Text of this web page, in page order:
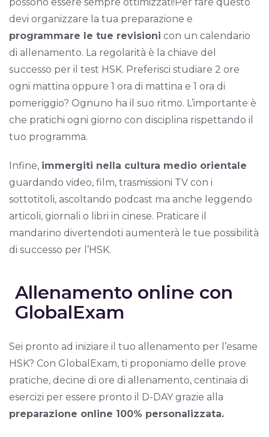
devi organizzare la tua preparazione e
programmare le tue revisioni con un calendario
di allenamento. La regolarità è la chiave del
successo per il test HSK. Preferisci studiare 2 ore
ogni mattina oppure 1 ora di mattina e 1 ora di
pomeriggio? Ognuno ha il suo ritmo. L’importante è
che pratichi ogni giorno con disciplina rispettando il
tuo programma.
Infine, immergiti nella cultura medio orientale
guardando video, film, trasmissioni TV con i
sottotitoli, ascoltando podcast ma anche leggendo
articoli, giornali o libri in cinese. Praticare il
mandarino divertendoti aumenterà le tue possibilità
di successo per l’HSK.
Allenamento online con
GlobalExam
Sei pronto ad iniziare il tuo allenamento per l’esame
HSK? Con GlobalExam, ti proponiamo delle prove
pratiche, decine di ore di allenamento, centinaia di
esercizi per essere pronto il D-DAY grazie alla
preparazione online 100% personalizzata.